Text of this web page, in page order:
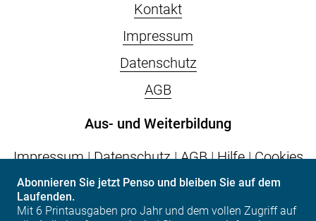
Abonnieren Sie jetzt Penso und bleiben Sie auf dem
Laufenden.
Mit 6 Printausgaben pro Jahr und dem vollen Zugriff auf
Kontakt
Impressum
Datenschutz
AGB
Aus- und Weiterbildung
Impressum|Datenschutz|AGB|Hilfe|Cookies
vps.epas| Postfach | CH-6002 Luzern | Tel. +41